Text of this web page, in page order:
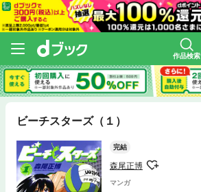
作品検索
ビーチスターズ（１）
完結
森尾正博
マンガ